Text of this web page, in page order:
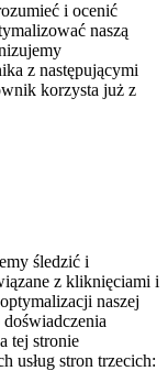
i ocenić
naszą
z następującymi
korzysta już z
śledzić i
z kliknięciami i
naszej
tej stronie
usług stron trzecich: